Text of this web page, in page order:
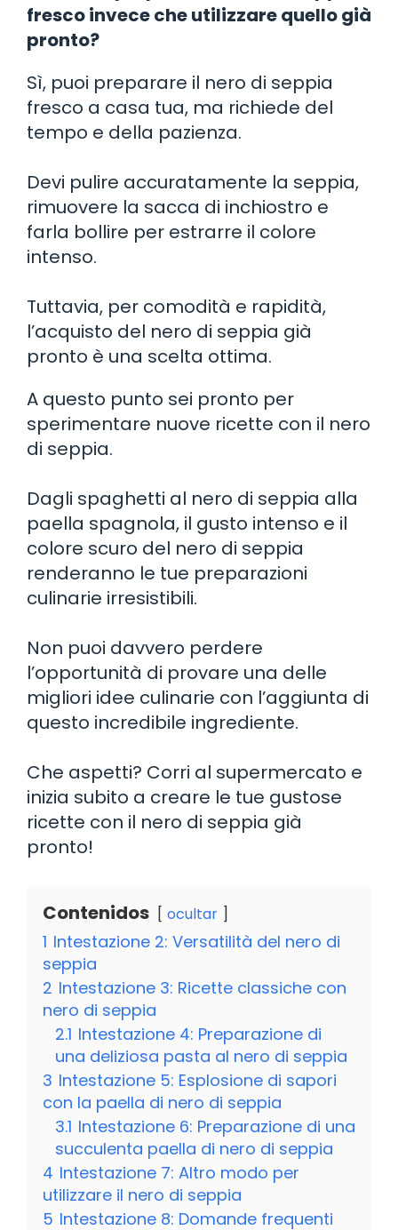
fresco invece che utilizzare quello già
pronto?
Sì, puoi preparare il nero di seppia
fresco a casa tua, ma richiede del
tempo e della pazienza.
Devi pulire accuratamente la seppia,
rimuovere la sacca di inchiostro e
farla bollire per estrarre il colore
intenso.
Tuttavia, per comodità e rapidità,
l’acquisto del nero di seppia già
pronto è una scelta ottima.
A questo punto sei pronto per
sperimentare nuove ricette con il nero
di seppia.
Dagli spaghetti al nero di seppia alla
paella spagnola, il gusto intenso e il
colore scuro del nero di seppia
renderanno le tue preparazioni
culinarie irresistibili.
Non puoi davvero perdere
l’opportunità di provare una delle
migliori idee culinarie con l’aggiunta di
questo incredibile ingrediente.
Che aspetti? Corri al supermercato e
inizia subito a creare le tue gustose
ricette con il nero di seppia già
pronto!
Contenidos ocultar
1 Intestazione 2: Versatilità del nero di
seppia
2 Intestazione 3: Ricette classiche con
nero di seppia
2.1 Intestazione 4: Preparazione di
una deliziosa pasta al nero di seppia
3 Intestazione 5: Esplosione di sapori
con la paella di nero di seppia
3.1 Intestazione 6: Preparazione di una
succulenta paella di nero di seppia
4 Intestazione 7: Altro modo per
utilizzare il nero di seppia
5 Intestazione 8: Domande frequenti